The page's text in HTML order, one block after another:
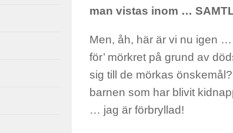
man vistas inom …
Men, åh, här är vi nu igen …
för’ mörkret på grund av
sig till de mörkas
barnen som har blivit
… jag är förbryllad!